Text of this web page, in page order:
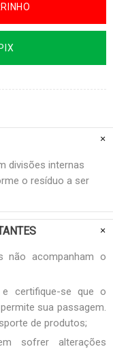
divisões internas
o resíduo a ser
não acompanham o
certifique-se que o
sua passagem.
de produtos;
sofrer alterações